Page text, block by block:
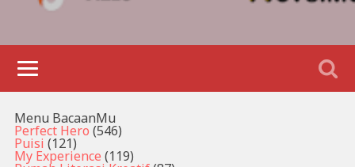
Menu BacaanMu
Perfect Hero (546)
Puisi (121)
My Experience (119)